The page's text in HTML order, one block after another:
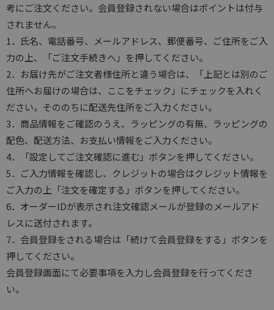
考にご注文ください。会員登録されない場合はポイントは付与
されません。
1．氏名、電話番号、メールアドレス、郵便番号、ご住所をご入
力の上、「ご注文手続きへ」を押してください。
2．お届け先がご注文者様住所と違う場合は、「上記とは別のご
住所へお届けの場合は、ここをチェック」にチェックを入れく
ださい。そののちに配送先住所をご入力ください。
3．商品情報をご確認のうえ、ラッピングの有無、ラッピングの
配色、配送方法、お支払い情報をご入力ください。
4．「設定してご注文確認に進む」ボタンを押してください。
5．ご入力情報を確認し、クレジットの場合はクレジット情報を
ご入力の上「注文を確定する」ボタンを押してください。
6．オーダーIDが表示され注文確認メールが登録のメールアド
レスに送付されます。
7．会員登録をされる場合は「続けて会員登録をする」ボタンを
押してください。
会員登録画面にて必要事項を入力し会員登録を行ってくださ
い。